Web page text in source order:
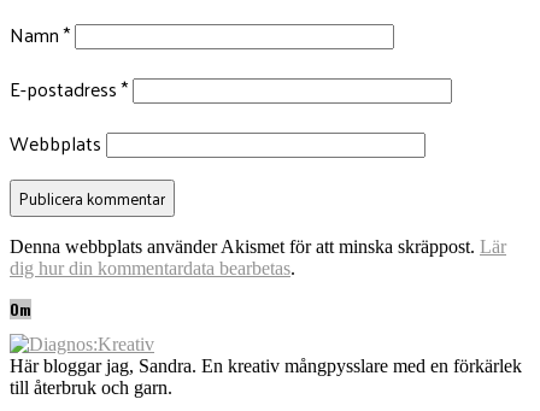
Namn*
E-postadress*
Webbplats
Denna webbplats använder Akismet för att minska skräppost. Lär
dig hur din kommentardata bearbetas.
Om
Här bloggar jag, Sandra. En kreativ mångpysslare med en förkärlek
till återbruk och garn.